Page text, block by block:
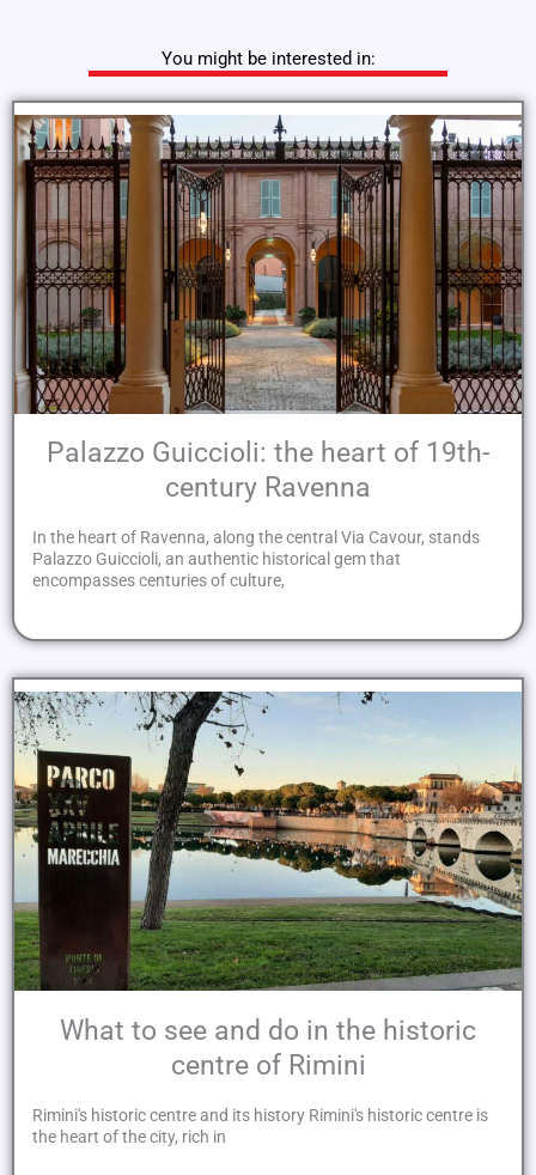
You might be interested in:
Palazzo Guiccioli: the heart of 19th-
century Ravenna
In the heart of Ravenna, along the central Via Cavour, stands
Palazzo Guiccioli, an authentic historical gem that
encompasses centuries of culture,
What to see and do in the historic
centre of Rimini
Rimini's historic centre and its history Rimini's historic centre is
the heart of the city, rich in